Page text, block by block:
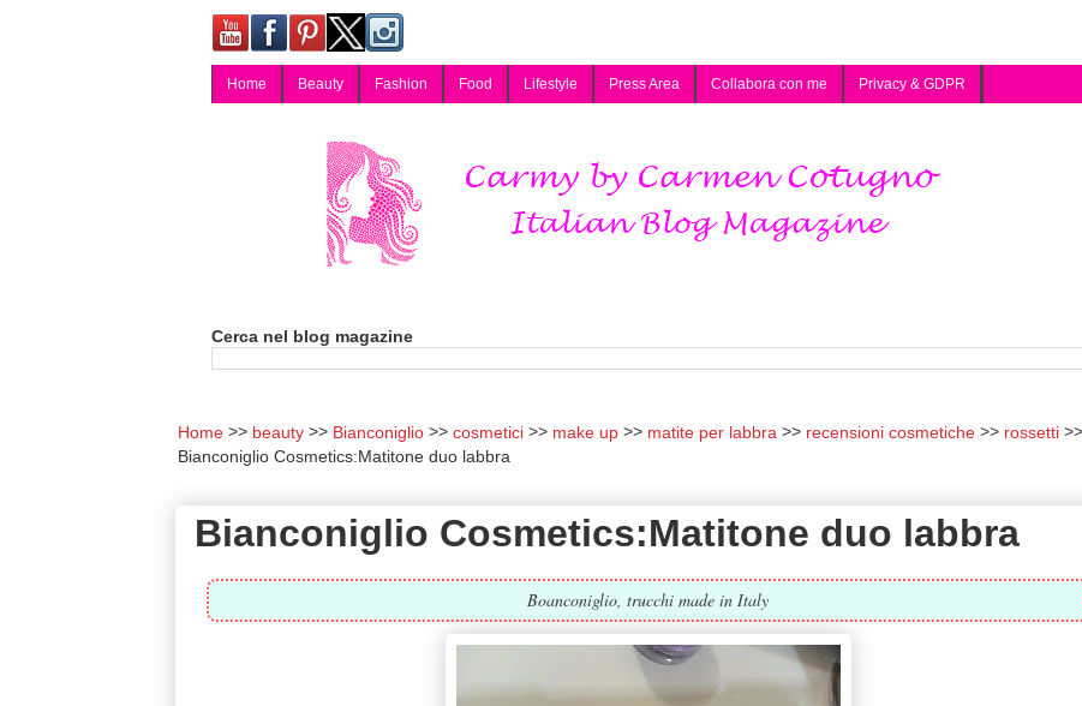
Home Beauty Fashion Food Lifestyle Press Area Collabora con me Privacy & GDPR
Cerca nel blog magazine
Home beauty Bianconiglio cosmetici make up matite per labbra recensioni cosmetiche
rossetti
Bianconiglio Cosmetics:Matitone duo labbra
Bianconiglio Cosmetics:Matitone duo labbra
Boanconiglio, trucchi made in Italy